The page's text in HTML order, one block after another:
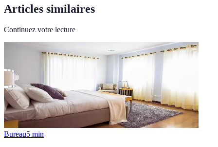
Articles similaires
Continuez votre lecture
Bureau5 min